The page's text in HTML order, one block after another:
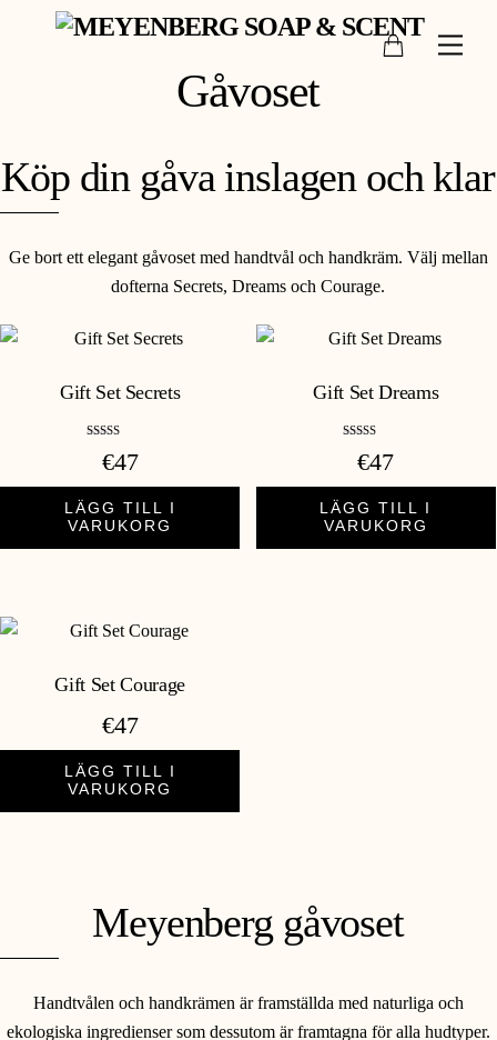
Cart
Gåvoset
Köp din gåva inslagen och klar
Ge bort ett elegant gåvoset med handtvål och handkräm. Välj mellan
dofterna Secrets, Dreams och Courage.
Gift Set Secrets
5.00
av 5
€47
LÄGG TILL I
VARUKORG
Gift Set Dreams
5.00
av 5
€47
LÄGG TILL I
VARUKORG
Gift Set Courage
€47
LÄGG TILL I
VARUKORG
Meyenberg gåvoset
Handtvålen och handkrämen är framställda med naturliga och
ekologiska ingredienser som dessutom är framtagna för alla hudtyper.